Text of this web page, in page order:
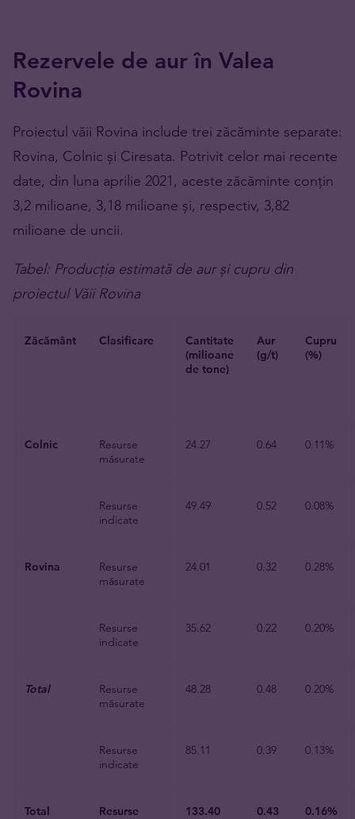
Rezervele de aur în Valea
Rovina
Proiectul văii Rovina include trei zăcăminte separate:
Rovina, Colnic și Ciresata. Potrivit celor mai recente
date, din luna aprilie 2021, aceste zăcăminte conțin
3,2 milioane, 3,18 milioane și, respectiv, 3,82
milioane de uncii.
Tabel: Producția estimată de aur și cupru din
proiectul Văii Rovina
Zăcământ Clasificare
Cantitate
(milioane
de tone)
Aur
(g/t)
Cupru
(%)
Colnic
Resurse
măsurate
24.27 0.64 0.11%
Resurse
indicate
49.49 0.52 0.08%
Rovina
Resurse
măsurate
24.01 0.32 0.28%
Resurse
indicate
35.62 0.22 0.20%
Total
Resurse
măsurate
48.28 0.48 0.20%
Resurse
indicate
85.11 0.39 0.13%
Total
Resurse
133.40 0.43 0.16%